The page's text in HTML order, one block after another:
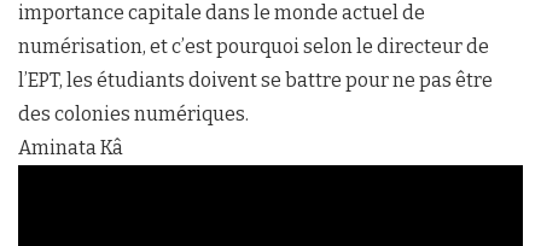
importance capitale dans le monde actuel de
numérisation, et c’est pourquoi selon le directeur de
l’EPT, les étudiants doivent se battre pour ne pas être
des colonies numériques.
Aminata Kâ